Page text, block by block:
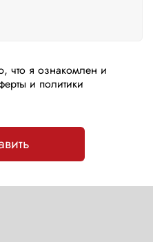
что я ознакомлен и
и политики